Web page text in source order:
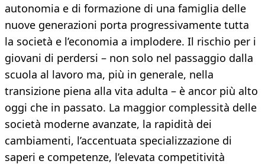
autonomia e di formazione di una famiglia delle
nuove generazioni porta progressivamente tutta
la società e l’economia a implodere. Il rischio per i
giovani di perdersi – non solo nel passaggio dalla
scuola al lavoro ma, più in generale, nella
transizione piena alla vita adulta – è ancor più alto
oggi che in passato. La maggior complessità delle
società moderne avanzate, la rapidità dei
cambiamenti, l’accentuata specializzazione di
saperi e competenze, l’elevata competitività